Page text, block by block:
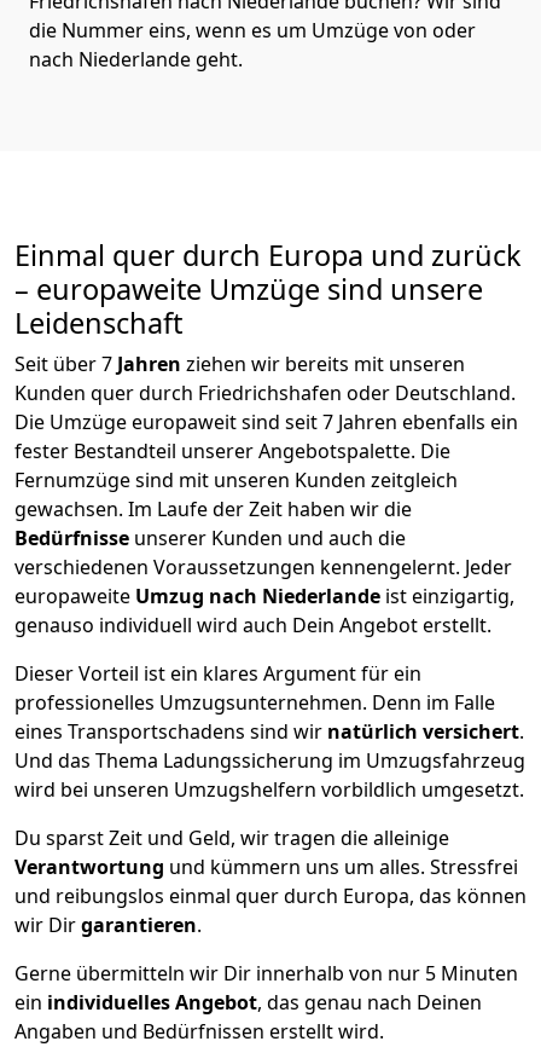
die Nummer eins, wenn es um Umzüge von oder
nach Niederlande geht.
Einmal quer durch Europa und zurück
– europaweite Umzüge sind unsere
Leidenschaft
Seit über7 Jahren ziehen wir bereits mit unseren
Kunden quer durch Friedrichshafen oder Deutschland.
Die Umzüge europaweit sind seit7 Jahren ebenfalls ein
fester Bestandteil unserer Angebotspalette. Die
Fernumzüge sind mit unseren Kunden zeitgleich
gewachsen. Im Laufe der Zeit haben wir die
Bedürfnisse unserer Kunden und auch die
verschiedenen Voraussetzungen kennengelernt. Jeder
europaweite Umzug nach Niederlande ist einzigartig,
genauso individuell wird auch Dein Angebot erstellt.
Dieser Vorteil ist ein klares Argument für ein
professionelles Umzugsunternehmen. Denn im Falle
eines Transportschadens sind wir natürlich versichert.
Und das Thema Ladungssicherung im Umzugsfahrzeug
wird bei unseren Umzugshelfern vorbildlich umgesetzt.
Du sparst Zeit und Geld, wir tragen die alleinige
Verantwortung und kümmern uns um alles. Stressfrei
und reibungslos einmal quer durch Europa, das können
wir Dirgarantieren.
Gerne übermitteln wir Dir innerhalb von nur 5 Minuten
ein individuelles Angebot, das genau nach Deinen
Angaben und Bedürfnissen erstellt wird.